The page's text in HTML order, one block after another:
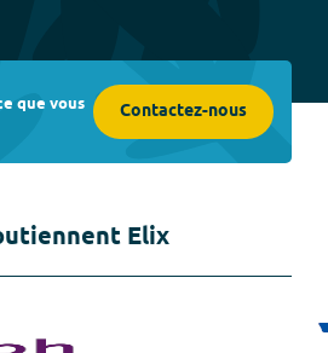
que vous Contactez-nous
Elix